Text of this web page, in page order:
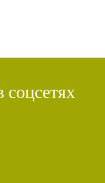
соцсетях